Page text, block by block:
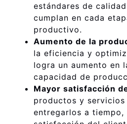
estándares de
cumplan en cada
productivo.
Aumento de la
la eficiencia y
logra un aumento en
capacidad de
Mayor satisfacción
productos y
entregarlos a tiempo,